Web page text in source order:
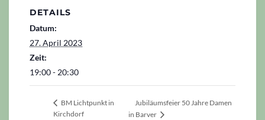
DETAILS
Datum:
27. April 2023
Zeit:
19:00 - 20:30
BM Lichtpunkt in
Kirchdorf
Jubiläumsfeier 50 Jahre Damen
in Barver